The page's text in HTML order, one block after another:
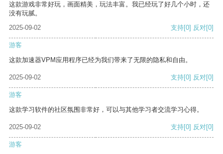
这款游戏非常好玩，画面精美，玩法丰富。我已经玩了好几个小时，还
没有玩腻。
2025-09-02
支持[0] 反对[0]
游客
这款加速器VPM应用程序已经为我们带来了无限的隐私和自由。
2025-09-02 支持[0] 反对[0]
游客
这款学习软件的社区氛围非常好，可以与其他学习者交流学习心得。
2025-09-02 支持[0] 反对[0]
游客